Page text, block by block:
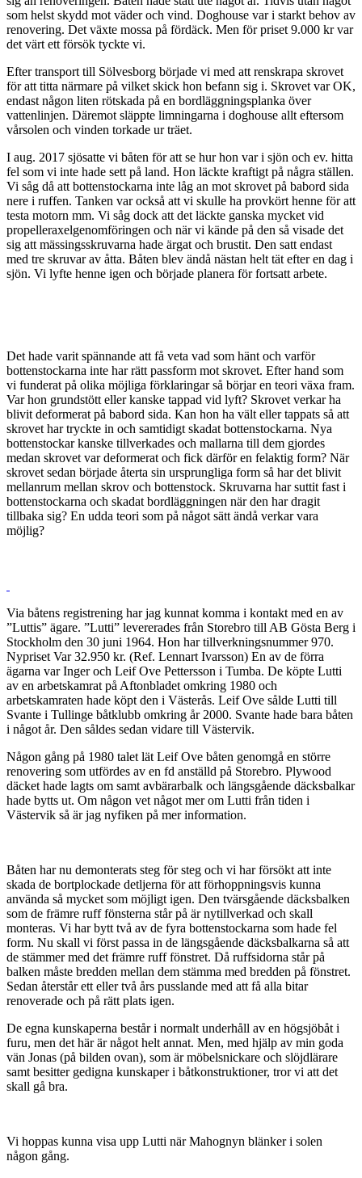
som helst skydd mot väder och vind. Doghouse var i starkt behov av
renovering. Det växte mossa på fördäck. Men för priset 9.000 kr var
det värt ett försök tyckte vi.
Efter transport till Sölvesborg började vi med att renskrapa skrovet
för att titta närmare på vilket skick hon befann sig i. Skrovet var OK,
endast någon liten rötskada på en bordläggningsplanka över
vattenlinjen. Däremot släppte limningarna i doghouse allt eftersom
vårsolen och vinden torkade ur träet.
I aug. 2017 sjösatte vi båten för att se hur hon var i sjön och ev. hitta
fel som vi inte hade sett på land. Hon läckte kraftigt på några ställen.
Vi såg då att bottenstockarna inte låg an mot skrovet på babord sida
nere i ruffen. Tanken var också att vi skulle ha provkört henne för att
testa motorn mm. Vi såg dock att det läckte ganska mycket vid
propelleraxelgenomföringen och när vi kände på den så visade det
sig att mässingsskruvarna hade ärgat och brustit. Den satt endast
med tre skruvar av åtta. Båten blev ändå nästan helt tät efter en dag i
sjön. Vi lyfte henne igen och började planera för fortsatt arbete.
Det hade varit spännande att få veta vad som hänt och varför
bottenstockarna inte har rätt passform mot skrovet. Efter hand som
vi funderat på olika möjliga förklaringar så börjar en teori växa fram.
Var hon grundstött eller kanske tappad vid lyft? Skrovet verkar ha
blivit deformerat på babord sida. Kan hon ha vält eller tappats så att
skrovet har tryckte in och samtidigt skadat bottenstockarna. Nya
bottenstockar kanske tillverkades och mallarna till dem gjordes
medan skrovet var deformerat och fick därför en felaktig form? När
skrovet sedan började återta sin ursprungliga form så har det blivit
mellanrum mellan skrov och bottenstock. Skruvarna har suttit fast i
bottenstockarna och skadat bordläggningen när den har dragit
tillbaka sig? En udda teori som på något sätt ändå verkar vara
möjlig?
Via båtens registrening har jag kunnat komma i kontakt med en av
”Luttis” ägare. ”Lutti” levererades från Storebro till AB Gösta Berg i
Stockholm den 30 juni 1964. Hon har tillverkningsnummer 970.
Nypriset Var 32.950 kr. (Ref. Lennart Ivarsson) En av de förra
ägarna var Inger och Leif Ove Pettersson i Tumba. De köpte Lutti
av en arbetskamrat på Aftonbladet omkring 1980 och
arbetskamraten hade köpt den i Västerås. Leif Ove sålde Lutti till
Svante i Tullinge båtklubb omkring år 2000. Svante hade bara båten
i något år. Den såldes sedan vidare till Västervik.
Någon gång på 1980 talet lät Leif Ove båten genomgå en större
renovering som utfördes av en fd anställd på Storebro. Plywood
däcket hade lagts om samt avbärarbalk och längsgående däcksbalkar
hade bytts ut. Om någon vet något mer om Lutti från tiden i
Västervik så är jag nyfiken på mer information.
Båten har nu demonterats steg för steg och vi har försökt att inte
skada de bortplockade detljerna för att förhoppningsvis kunna
använda så mycket som möjligt igen. Den tvärsgående däcksbalken
som de främre ruff fönsterna står på är nytillverkad och skall
monteras. Vi har bytt två av de fyra bottenstockarna som hade fel
form. Nu skall vi först passa in de längsgående däcksbalkarna så att
de stämmer med det främre ruff fönstret. Då ruffsidorna står på
balken måste bredden mellan dem stämma med bredden på fönstret.
Sedan återstår ett eller två års pusslande med att få alla bitar
renoverade och på rätt plats igen.
De egna kunskaperna består i normalt underhåll av en högsjöbåt i
furu, men det här är något helt annat. Men, med hjälp av min goda
vän Jonas (på bilden ovan), som är möbelsnickare och slöjdlärare
samt besitter gedigna kunskaper i båtkonstruktioner, tror vi att det
skall gå bra.
Vi hoppas kunna visa upp Lutti när Mahognyn blänker i solen
någon gång.